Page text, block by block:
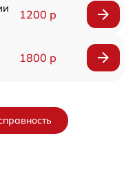
1200 р
1800 р